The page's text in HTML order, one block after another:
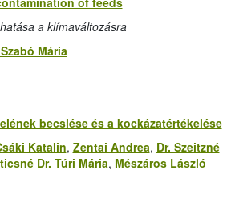
a klímaváltozásra
Mária
becslése és a kockázatértékelése
Katalin, Zentai Andrea, Dr. Szeitzné
Dr. Túri Mária, Mészáros László